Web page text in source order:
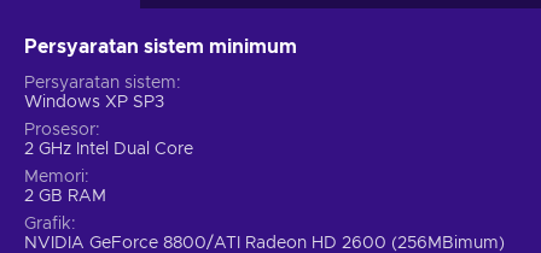
Persyaratan sistem minimum
Persyaratan sistem
Windows XP SP3
Prosesor
2 GHz Intel Dual Core
Memori
2 GB RAM
Grafik
NVIDIA GeForce 8800/ATI Radeon HD 2600 (256MBimum)